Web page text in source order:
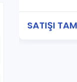
SATIŞI